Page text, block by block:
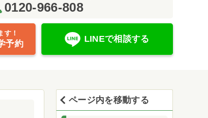
0120-966-808
す！
予約 LINEで相談する
ページ内を移動する